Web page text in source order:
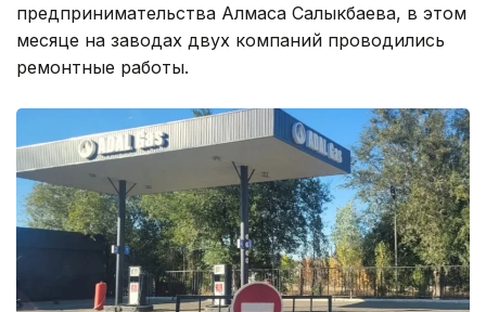
предпринимательства Алмаса Салыкбаева, в этом
месяце на заводах двух компаний проводились
ремонтные работы.